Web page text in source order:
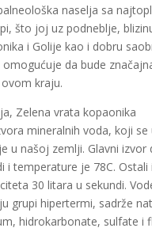
naselja sa
što joj uz podneblje,
i Golije kao i dobru
da bude
kraju.
Zelena vrata kopaonika
mineralnih voda, koji se
u našoj zemlji. Glavni izvor
i temperature je 78C. Ostali
30 litara u sekundi.
grupi hipertermi, sadrže
hidrokarbonate, sulfate i